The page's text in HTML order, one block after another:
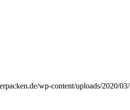
wp-content/uploads/2020/